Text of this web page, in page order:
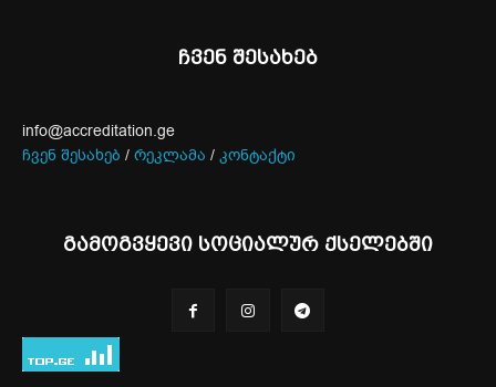
ჩვენ შესახებ
info@accreditation.ge
ჩვენ შესახებ / რეკლამა / კონტაქტი
გამოგვყევი სოციალურ ქსელებში